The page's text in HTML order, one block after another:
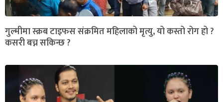
गुल्मीमा स्क्रब टाइफस संक्रमित महिलाको मृत्यु, यो कस्तो रोग हो ?
कसरी बच्न सकिन्छ ?